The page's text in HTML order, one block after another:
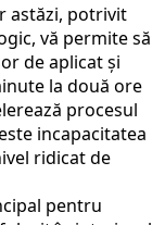
astăzi, potrivit
vă permite să
de aplicat și
la două ore
procesul
incapacitatea
ridicat de
pentru